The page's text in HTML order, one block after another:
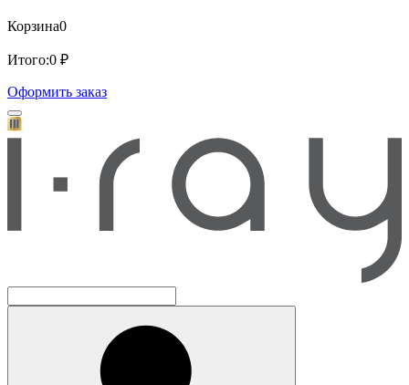
Корзина0
Итого:0 ₽
Оформить заказ